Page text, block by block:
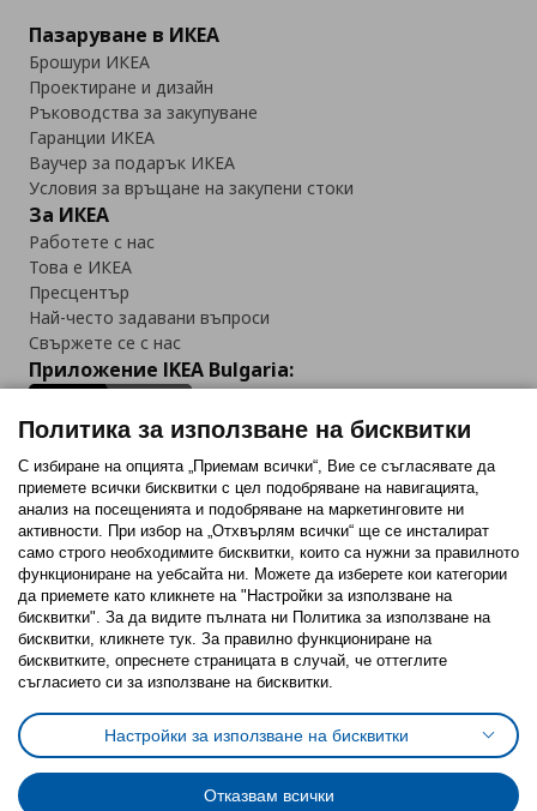
Пазаруване в ИКЕА
Брошури ИКЕА
Проектиране и дизайн
Ръководства за закупуване
Гаранции ИКЕА
Ваучер за подарък ИКЕА
Условия за връщане на закупени стоки
За ИКЕА
Работете с нас
Това е ИКЕА
Пресцентър
Най-често задавани въпроси
Свържете се с нас
Приложение IKEA Bulgaria:
Последвайте ни:
FacebookTwitterYoutubePinterestInstagram
Политика за използване на бисквитки (Cookies)
Избор на настройки за използване на бисквитки
Условия за ползване на ikea.bgОбща политика за личните данни
Политика за защита на личните данни на ikea.bg
Общи условия на програма IKEA Family
Политика за използване на бисквитки
С избиране на опцията „Приемам всички“, Вие се съгласявате да
приемете всички бисквитки с цел подобряване на навигацията,
анализ на посещенията и подобряване на маркетинговите ни
активности. При избор на „Отхвърлям всички“ ще се инсталират
само строго необходимитe бисквитки, които са нужни за правилното
функциониране на уебсайта ни. Можете да изберете кои категории
да приемете като кликнете на "Настройки за използване на
бисквитки". За да видите пълната ни Политика за използване на
бисквитки, кликнете тук. За правилно функциониране на
бисквитките, опреснете страницата в случай, че оттеглите
съгласието си за използване на бисквитки.
Настройки за използване на бисквитки
Отказвам всички